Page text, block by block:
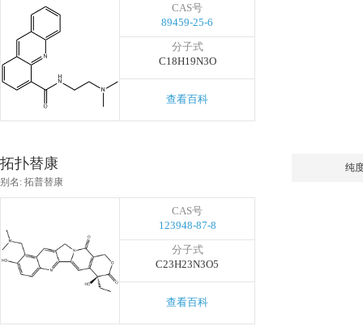
CAS号
89459-25-6
分子式
C18H19N3O
查看百科
拓扑替康
别名: 拓普替康
CAS号
123948-87-8
分子式
C23H23N3O5
查看百科
纯